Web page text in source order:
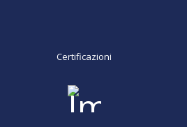
Certificazioni